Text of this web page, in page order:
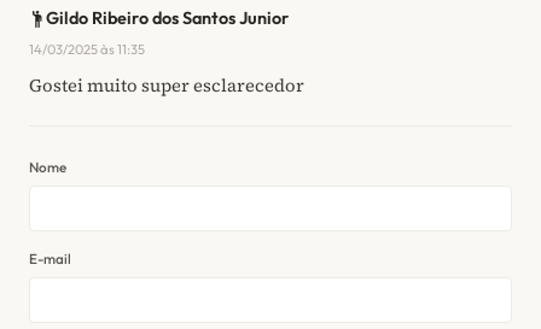
Gildo Ribeiro dos Santos Junior
14/03/2025 às 11:35
Gostei muito super esclarecedor
Nome
E-mail